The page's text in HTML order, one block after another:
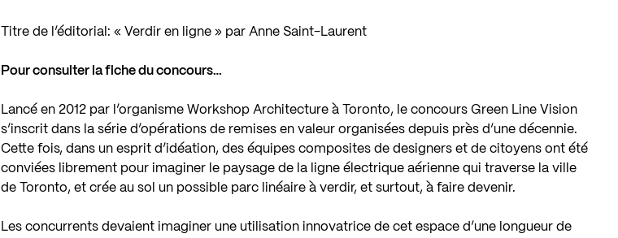
Titre de l’éditorial: « Verdir en ligne » par Anne Saint-Laurent
Pour consulter la fiche du concours…
Lancé en 2012 par l’organisme Workshop Architecture à Toronto, le concours Green Line Vision
s’inscrit dans la série d’opérations de remises en valeur organisées depuis près d’une décennie.
Cette fois, dans un esprit d’idéation, des équipes composites de designers et de citoyens ont été
conviées librement pour imaginer le paysage de la ligne électrique aérienne qui traverse la ville
de Toronto, et crée au sol un possible parc linéaire à verdir, et surtout, à faire devenir.
Les concurrents devaient imaginer une utilisation innovatrice de cet espace d’une longueur de